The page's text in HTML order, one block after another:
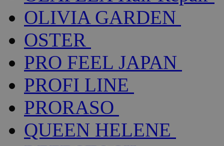
OLIVIA GARDEN
OSTER
PRO FEEL JAPAN
PROFI LINE
PRORASO
QUEEN HELENE